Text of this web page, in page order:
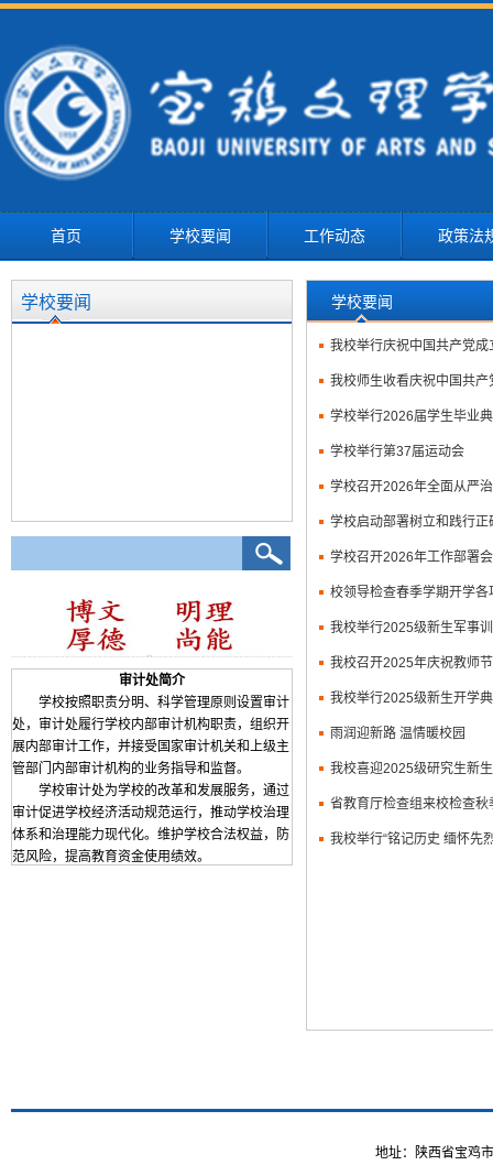
首页 学校要闻 工作动态 政策法
学校要闻
审计处简介
学校按照职责分明、科学管理原则设置审计
处，审计处履行学校内部审计机构职责，组织开
展内部审计工作，并接受国家审计机关和上级主
管部门内部审计机构的业务指导和监督。
学校审计处为学校的改革和发展服务，通过
审计促进学校经济活动规范运行，推动学校治理
体系和治理能力现代化。维护学校合法权益，防
范风险，提高教育资金使用绩效。
学校要闻
我校举行庆祝中国共产党成
我校师生收看庆祝中国共
学校举行2026届学生毕业
学校举行第37届运动会
学校召开2026年全面从严
学校启动部署树立和践行正
学校召开2026年工作部署会
校领导检查春季学期开学各
我校举行2025级新生军事
我校召开2025年庆祝教师
我校举行2025级新生开学
雨润迎新路 温情暖校园
我校喜迎2025级研究生新生
省教育厅检查组来校检查秋
我校举行“铭记历史 缅怀先
地址：陕西省宝鸡